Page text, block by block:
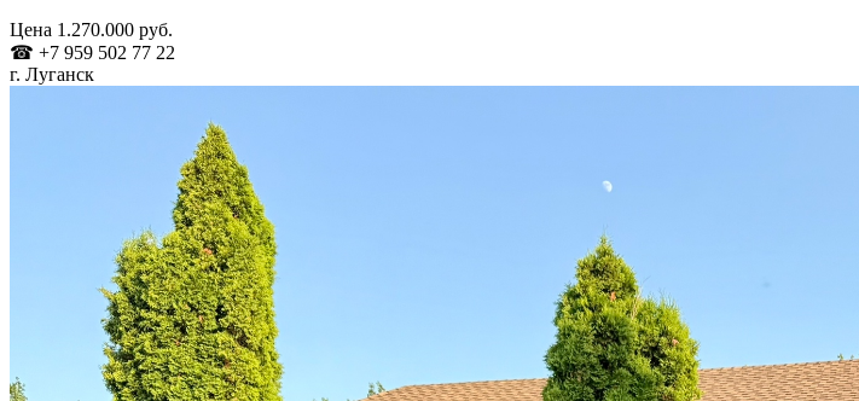
Цена 1.270.000 руб.
☎ +7 959 502 77 22
г. Луганск